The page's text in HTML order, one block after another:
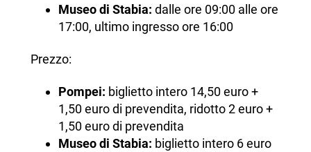
Museo di Stabia: dalle ore 09:00 alle ore
17:00, ultimo ingresso ore 16:00
Prezzo:
Pompei: biglietto intero 14,50 euro +
1,50 euro di prevendita, ridotto 2 euro +
1,50 euro di prevendita
Museo di Stabia: biglietto intero 6 euro